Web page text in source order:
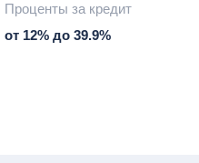
доставка карты
представителем по всей
Проценты за кредит
от 12% до 39.9%